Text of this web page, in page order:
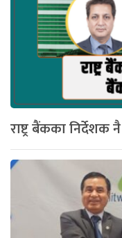
राष्ट्र बैंकका निर्देशक